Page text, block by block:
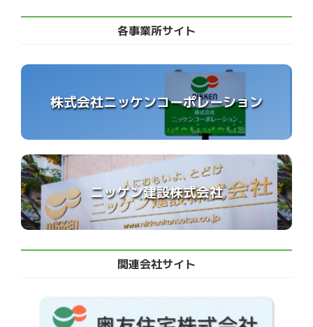
各事業所サイト
株式会社ニッケンコーポレーション
ニッケン建設株式会社
関連会社サイト